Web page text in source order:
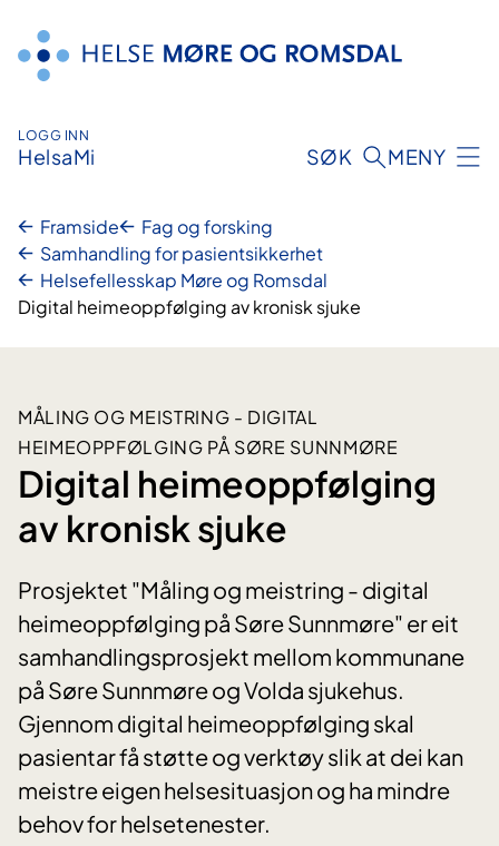
innhald
LOGG INN
HelsaMi SØK MENY
Framside
Fag og forsking
Samhandling for pasientsikkerhet
Helsefellesskap Møre og Romsdal
Digital heimeoppfølging av kronisk sjuke
MÅLING OG MEISTRING - DIGITAL
HEIMEOPPFØLGING PÅ SØRE SUNNMØRE
Digital heimeoppfølging
av kronisk sjuke
Prosjektet "Måling og meistring - digital
heimeoppfølging på Søre Sunnmøre" er eit
samhandlingsprosjekt mellom kommunane
på Søre Sunnmøre og Volda sjukehus.
Gjennom digital heimeoppfølging skal
pasientar få støtte og verktøy slik at dei kan
meistre eigen helsesituasjon og ha mindre
behov for helsetenester.